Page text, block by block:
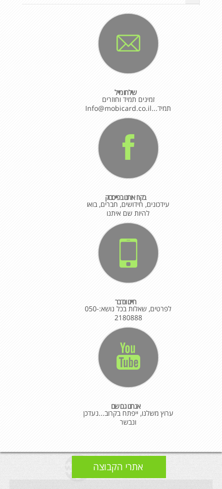
שילחו מייל
זמינים תמיד וחוזרים
תמיד...Info@mobicard.co.il
בקרו אותנו בפייסבוק
עידכונים, חידושים, חברים, בואו
להיות שם איתנו
חייגו ונדבר
לפרטים, שאלות בכל נושא:050-
2180888
אנחנו גם שם
ערוץ משלנו, ייפתח בקרוב...נעדכן
ונבשר
אתרי הקבוצה